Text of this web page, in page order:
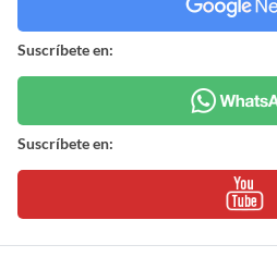
Suscríbete en:
Suscríbete en: